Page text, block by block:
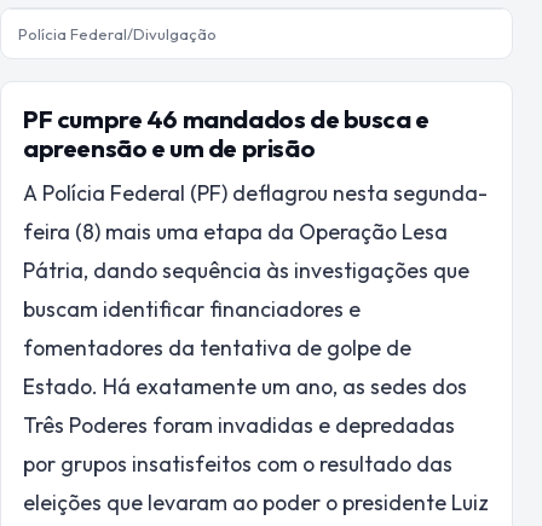
Polícia Federal/Divulgação
PF cumpre 46 mandados de busca e
apreensão e um de prisão
A Polícia Federal (PF) deflagrou nesta segunda-
feira (8) mais uma etapa da Operação Lesa
Pátria, dando sequência às investigações que
buscam identificar financiadores e
fomentadores da tentativa de golpe de
Estado. Há exatamente um ano, as sedes dos
Três Poderes foram invadidas e depredadas
por grupos insatisfeitos com o resultado das
eleições que levaram ao poder o presidente Luiz